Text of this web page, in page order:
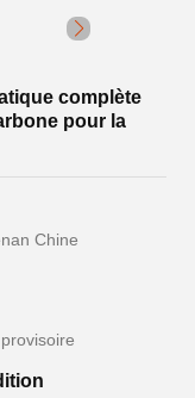
complète
pour la
Chine